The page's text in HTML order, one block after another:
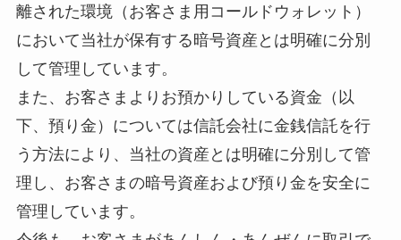
離された環境（お客さま用コールドウォレット）
において当社が保有する暗号資産とは明確に分別
して管理しています。
また、お客さまよりお預かりしている資金（以
下、預り金）については信託会社に金銭信託を行
う方法により、当社の資産とは明確に分別して管
理し、お客さまの暗号資産および預り金を安全に
管理しています。